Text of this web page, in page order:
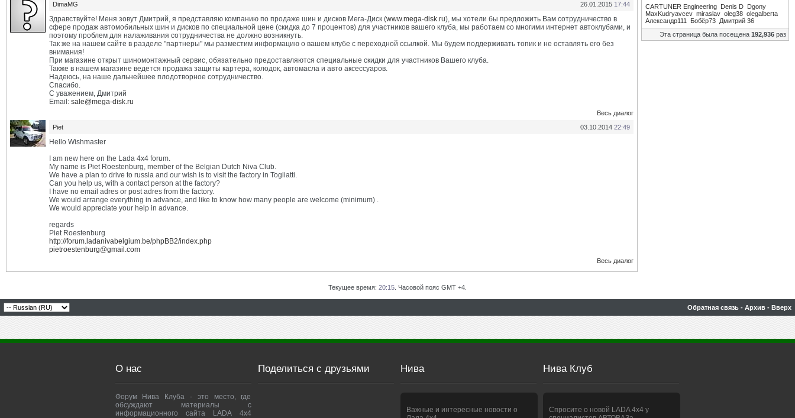
26.01.2015 17:44
DimaMG
Здравствуйте! Меня зовут Дмитрий, я представляю компанию по продаже шин и дисков Мега-Диск (www.mega-disk.ru), мы хотели бы предложить Вам сотрудничество в
сфере продаж автомобильных шин и дисков по специальной цене (скидка до 7 процентов) для участников вашего клуба, мы работаем со многими интернет автоклубами, и
поэтому проблем для налаживания сотрудничества не должно возникнуть.
Так же на нашем сайте в разделе "партнеры" мы разместим информацию о вашем клубе с переходной ссылкой. Мы будем поддерживать топик и не оставлять его без
внимания!
При магазине открыт шиномонтажный сервис, обязательно предоставляются специальные скидки для участников Вашего клуба.
Также в нашем магазине ведется продажа защиты картера, колодок, автомасла и авто аксессуаров.
Надеюсь, на наше дальнейшее плодотворное сотрудничество.
Спасибо.
С уважением, Дмитрий
Email: sale@mega-disk.ru
Весь диалог
03.10.2014 22:49
Piet
Hello Wishmaster
I am new here on the Lada 4x4 forum.
My name is Piet Roestenburg, member of the Belgian Dutch Niva Club.
We have a plan to drive to russia and our wish is to visit the factory in Togliatti.
Can you help us, with a contact person at the factory?
I have no email adres or post adres from the factory.
We would arrange everything in advance, and like to know how many people are welcome (minimum) .
We would appreciate your help in advance.
regards
Piet Roestenburg
http://forum.ladanivabelgium.be/phpBB2/index.php
pietroestenburg@gmail.com
Весь диалог
CARTUNER Engineering Denis D Dgony
MaxKudryavcev miraslav oleg38 olegalberta
Александр111
Бобёр73 Дмитрий 36
Эта страница была посещена 192,936 раз
Текущее время: 20:15 . Часовой пояс GMT +4.
Обратная связь - Архив - Вверх
О нас
Форум Нива Клуба - это место, где
обсуждают материалы с
информационного сайта LADA 4x4
Поделиться с друзьями Нива
Важные и интересные новости о
Нива Клуб
Спросите о новой LADA 4x4 у